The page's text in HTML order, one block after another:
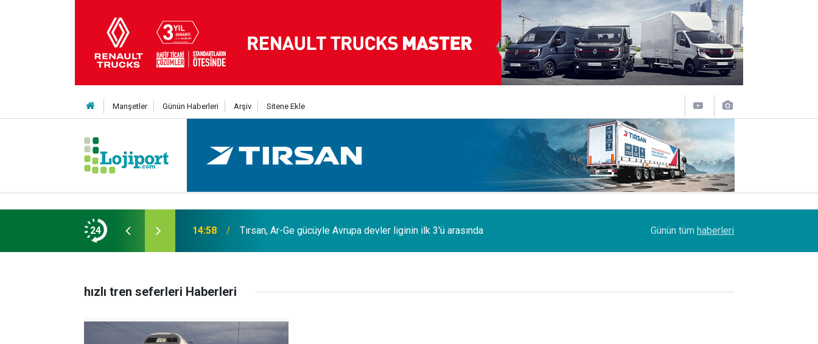
Manşetler Günün Haberleri Arşiv Sitene Ekle
24
çözülür” 14:58 Tırsan, Ar-Ge gücüyle Avrupa devler liginin ilk 3'ü arasında MAXUS modelleri Ağustos’a özel 1.199.000
Günün tüm haberleri
hızlı tren seferleri Haberleri